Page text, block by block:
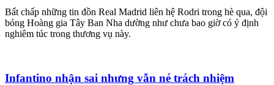
Bất chấp những tin đồn Real Madrid liên hệ Rodri trong hè qua, đội
bóng Hoàng gia Tây Ban Nha dường như chưa bao giờ có ý định
nghiêm túc trong thương vụ này.
Infantino nhận sai nhưng vẫn né trách nhiệm